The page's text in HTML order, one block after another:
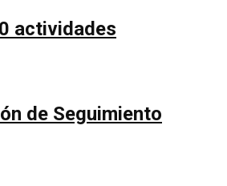
actividades
de Seguimiento